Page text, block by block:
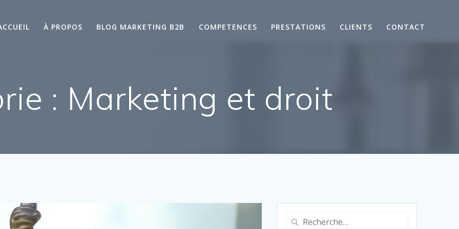
À PROPOS BLOG MARKETING B2B COMPETENCES PRESTATIONS CLIENTS CONTACT
: Marketing et droit
Recherche